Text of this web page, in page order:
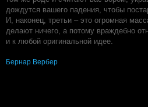
дождутся вашего падения, чтобы
И, наконец, третьи – это огромная
делают ничего, а потому враждебно
и к любой оригинальной идее.
Бернар Вербер